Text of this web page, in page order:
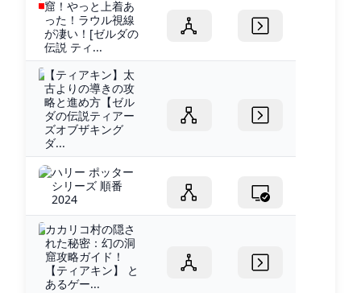
窟！やっと上着あ
った！ラウル視線
が凄い！[ゼルダの
伝説 ティ...
【ティアキン】太
古よりの導きの攻
略と進め方【ゼル
ダの伝説ティアー
ズオブザキング
ダ...
ハリー ポッター
シリーズ 順番
2024
カカリコ村の隠さ
れた秘密：幻の洞
窟攻略ガイド！
【ティアキン】 と
あるゲー...